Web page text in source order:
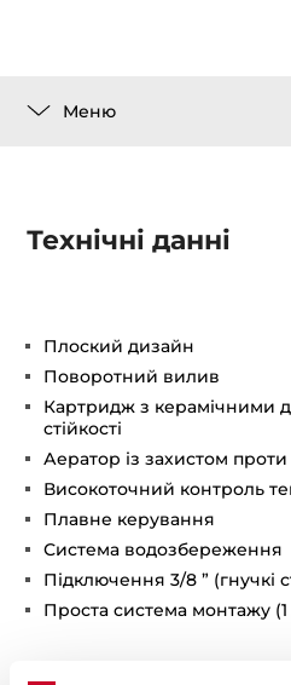
Меню
Технічні данні
Плоский дизайн
Поворотний вилив
Картридж з керамічними
стійкості
Аератор із захистом
Високоточний контроль
Плавне керування
Система водозбереження
Підключення 3/8 ” (гнучкі
Проста система монтажу